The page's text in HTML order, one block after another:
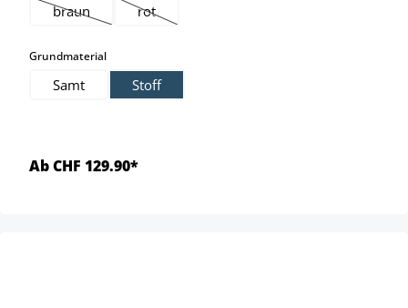
braun
(Diese Option ist zurzeit nicht verfügbar.)
rot
(Diese Option ist zurzeit nicht verfügbar.)
Grundmaterialauswählen
Samt Stoff
Ab CHF 129.90*